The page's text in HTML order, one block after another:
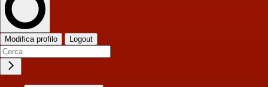
Modifica profilo Logout